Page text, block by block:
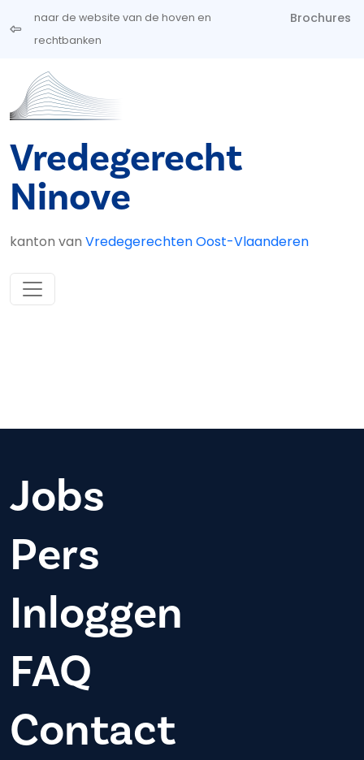
Overslaan en naar de inhoud gaan
naar de website van de hoven en
rechtbanken
Brochures
Vredegerecht
Ninove
kanton van Vredegerechten Oost-Vlaanderen
Jobs
Pers
Inloggen
FAQ
Contact